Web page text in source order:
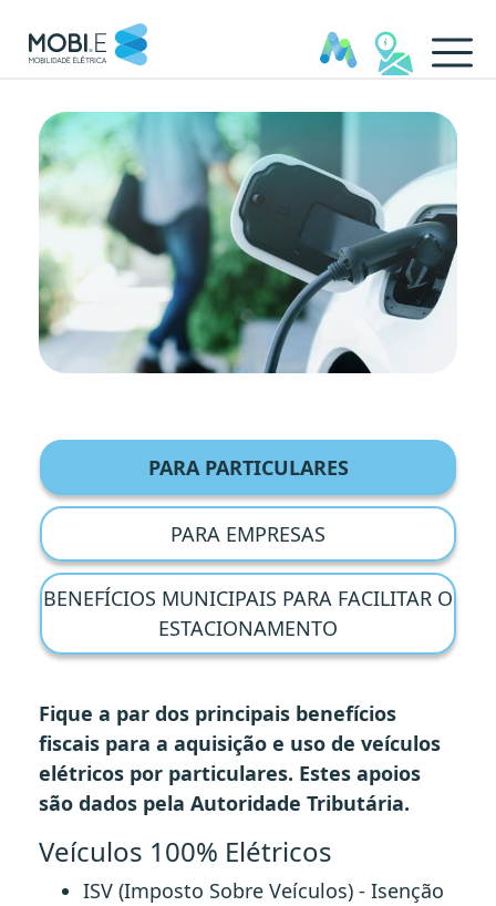
PARA PARTICULARES
PARA EMPRESAS
BENEFÍCIOS MUNICIPAIS PARA FACILITAR O
ESTACIONAMENTO
Fique a par dos principais benefícios
fiscais para a aquisição e uso de veículos
elétricos por particulares. Estes apoios
são dados pela Autoridade Tributária.
Veículos 100% Elétricos
ISV (Imposto Sobre Veículos) - Isenção